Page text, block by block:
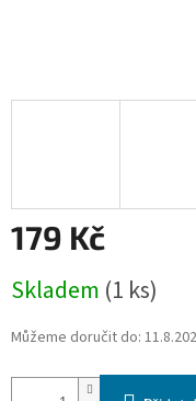
179 Kč
cena:
Skladem (1 ks)
Můžeme doručit do: